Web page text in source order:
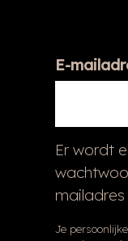
E-
Er wordt
Je